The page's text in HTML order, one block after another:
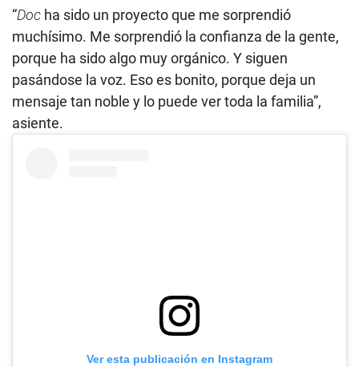
“Doc ha sido un proyecto que me sorprendió
muchísimo. Me sorprendió la confianza de la gente,
porque ha sido algo muy orgánico. Y siguen
pasándose la voz. Eso es bonito, porque deja un
mensaje tan noble y lo puede ver toda la familia”,
asiente.
Ver esta publicación en Instagram